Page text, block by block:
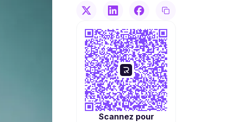
Scannez pour